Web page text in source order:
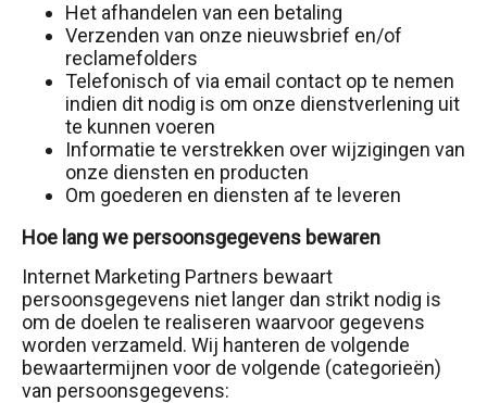
Het afhandelen van een betaling
Verzenden van onze nieuwsbrief en/of
reclamefolders
Telefonisch of via email contact op te nemen
indien dit nodig is om onze dienstverlening uit
te kunnen voeren
Informatie te verstrekken over wijzigingen van
onze diensten en producten
Om goederen en diensten af te leveren
Hoe lang we persoonsgegevens bewaren
Internet Marketing Partners bewaart
persoonsgegevens niet langer dan strikt nodig is
om de doelen te realiseren waarvoor gegevens
worden verzameld. Wij hanteren de volgende
bewaartermijnen voor de volgende (categorieën)
van persoonsgegevens: